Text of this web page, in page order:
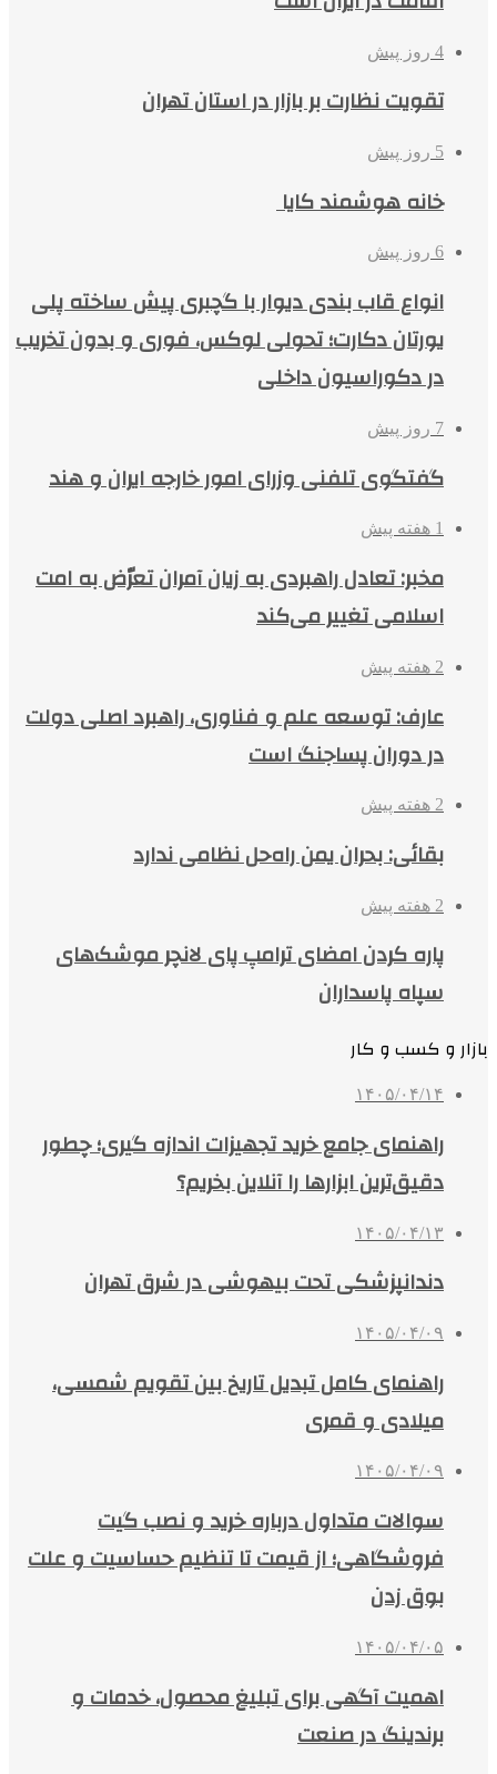
4 روز پیش
تقویت نظارت بر بازار در استان تهران
5 روز پیش
خانه هوشمند کایا
6 روز پیش
انواع قاب بندی دیوار با گچبری پیش ساخته پلی
یورتان دکارت؛ تحولی لوکس، فوری و بدون تخریب
در دکوراسیون داخلی
7 روز پیش
گفتگوی تلفنی وزرای امور خارجه ایران و هند
1 هفته پیش
مخبر: تعادل راهبردی به زیان آمران تعرّض به امت
اسلامی تغییر می‌کند
2 هفته پیش
عارف: توسعه علم و فناوری، راهبرد اصلی دولت
در دوران پساجنگ است
2 هفته پیش
بقائی: بحران یمن راه‌حل نظامی ندارد
2 هفته پیش
پاره کردن امضای ترامپ پای لانچر موشک‌های
سپاه پاسداران
بازار و کسب و کار
۱۴۰۵/۰۴/۱۴
راهنمای جامع خرید تجهیزات اندازه گیری؛ چطور
دقیق‌ترین ابزارها را آنلاین بخریم؟
۱۴۰۵/۰۴/۱۳
دندانپزشکی تحت بیهوشی در شرق تهران
۱۴۰۵/۰۴/۰۹
راهنمای کامل تبدیل تاریخ بین تقویم شمسی،
میلادی و قمری
۱۴۰۵/۰۴/۰۹
سوالات متداول درباره خرید و نصب گیت
فروشگاهی؛ از قیمت تا تنظیم حساسیت و علت
بوق زدن
۱۴۰۵/۰۴/۰۵
اهمیت آگهی برای تبلیغ محصول، خدمات و
برندینگ در صنعت